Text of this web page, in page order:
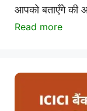
आपको बताएँगे की
Read more